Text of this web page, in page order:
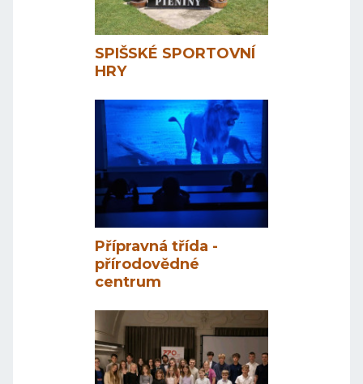
SPIŠSKÉ SPORTOVNÍ
HRY
Přípravná třída -
přírodovědné
centrum